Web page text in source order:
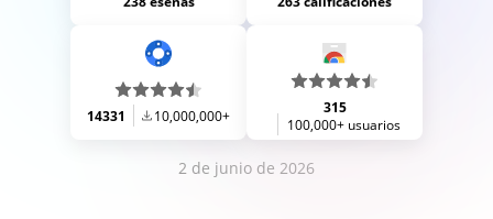
14331 10,000,000+
315
100,000+ usuarios
2 de junio de 2026